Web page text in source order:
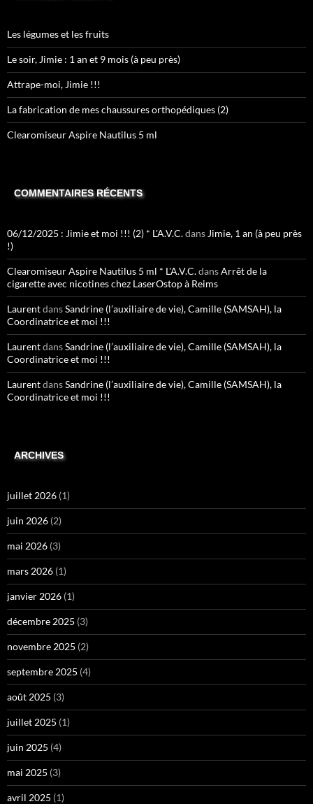
Les légumes et les fruits
Le soir, Jimie : 1 an et 9 mois (à peu près)
Attrape-moi, Jimie !!!
La fabrication de mes chaussures orthopédiques (2)
Clearomiseur Aspire Nautilus 5 ml
COMMENTAIRES RÉCENTS
06/12/2025 : Jimie et moi !!! (2) * L'A.V.C.dans Jimie, 1 an (à peu près
!)
Clearomiseur Aspire Nautilus 5 ml * L'A.V.C.dansArrêt de la
cigarette avec nicotines chez LaserOstop à Reims
LaurentdansSandrine (l’auxiliaire de vie), Camille (SAMSAH), la
Coordinatrice et moi !!!
LaurentdansSandrine (l’auxiliaire de vie), Camille (SAMSAH), la
Coordinatrice et moi !!!
LaurentdansSandrine (l’auxiliaire de vie), Camille (SAMSAH), la
Coordinatrice et moi !!!
ARCHIVES
juillet 2026 (1)
juin 2026 (2)
mai 2026 (3)
mars 2026 (1)
janvier 2026 (1)
décembre 2025 (3)
novembre 2025 (2)
septembre 2025 (4)
août 2025 (3)
juillet 2025 (1)
juin 2025 (4)
mai 2025 (3)
avril 2025 (1)